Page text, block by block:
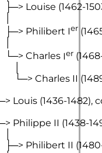
│   ├─> Louise
│   ├─>
Philibert Ier
│   └─>
Charles Ier
│       └─>
Charles II
├─> Louis
├─>
Philippe II (1438-
│   ├─>
Philibert II